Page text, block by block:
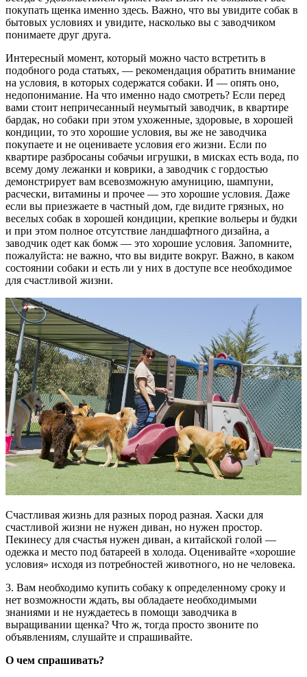
покупать щенка именно здесь. Важно, что вы увидите собак в
бытовых условиях и увидите, насколько вы с заводчиком
понимаете друг друга.
Интересный момент, который можно часто встретить в
подобного рода статьях, — рекомендация обратить внимание
на условия, в которых содержатся собаки. И — опять оно,
недопонимание. На что именно надо смотреть? Если перед
вами стоит непричесанный неумытый заводчик, в квартире
бардак, но собаки при этом ухоженные, здоровые, в хорошей
кондиции, то это хорошие условия, вы же не заводчика
покупаете и не оцениваете условия его жизни. Если по
квартире разбросаны собачьи игрушки, в мисках есть вода, по
всему дому лежанки и коврики, а заводчик с гордостью
демонстрирует вам всевозможную амуницию, шампуни,
расчески, витамины и прочее — это хорошие условия. Даже
если вы приезжаете в частный дом, где видите грязных, но
веселых собак в хорошей кондиции, крепкие вольеры и будки
и при этом полное отсутствие ландшафтного дизайна, а
заводчик одет как бомж — это хорошие условия. Запомните,
пожалуйста: не важно, что вы видите вокруг. Важно, в каком
состоянии собаки и есть ли у них в доступе все необходимое
для счастливой жизни.
Счастливая жизнь для разных пород разная. Хаски для
счастливой жизни не нужен диван, но нужен простор.
Пекинесу для счастья нужен диван, а китайской голой —
одежка и место под батареей в холода. Оценивайте «хорошие
условия» исходя из потребностей животного, но не человека.
3. Вам необходимо купить собаку к определенному сроку и
нет возможности ждать, вы обладаете необходимыми
знаниями и не нуждаетесь в помощи заводчика в
выращивании щенка? Что ж, тогда просто звоните по
объявлениям, слушайте и спрашивайте.
О чем спрашивать?